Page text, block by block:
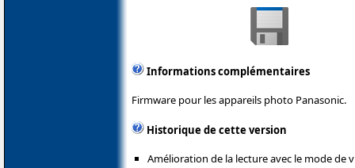
Informations complémentaires
Firmware pour les appareils photo Panasonic.
Historique de cette version
Amélioration de la lecture avec le mode de